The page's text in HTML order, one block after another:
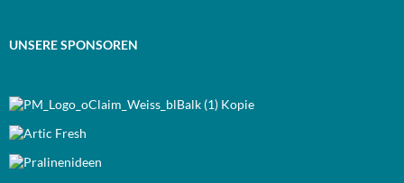
UNSERE SPONSOREN